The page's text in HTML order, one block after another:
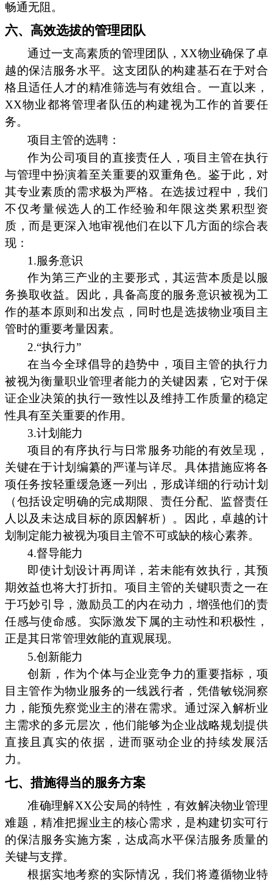
畅通无阻。
六、高效选拔的管理团队
通过一支高素质的管理团队，XX物业确保了卓
越的保洁服务水平。这支团队的构建基石在于对合
格且适任人才的精准筛选与有效组合。一直以来，
XX物业都将管理者队伍的构建视为工作的首要任
务。
项目主管的选聘：
作为公司项目的直接责任人，项目主管在执行
与管理中扮演着至关重要的双重角色。鉴于此，对
其专业素质的需求极为严格。在选拔过程中，我们
不仅考量候选人的工作经验和年限这类累积型资
质，而是更深入地审视他们在以下几方面的综合表
现：
1.服务意识
作为第三产业的主要形式，其运营本质是以服
务换取收益。因此，具备高度的服务意识被视为工
作的基本原则和出发点，同时也是选拔物业项目主
管时的重要考量因素。
2.“执行力”
在当今全球倡导的趋势中，项目主管的执行力
被视为衡量职业管理者能力的关键因素，它对于保
证企业决策的执行一致性以及维持工作质量的稳定
性具有至关重要的作用。
3.计划能力
项目的有序执行与日常服务功能的有效呈现，
关键在于计划编纂的严谨与详尽。具体措施应将各
项任务按轻重缓急逐一列出，形成详细的行动计划
（包括设定明确的完成期限、责任分配、监督责任
人以及未达成目标的原因解析）。因此，卓越的计
划制定能力被视为项目主管不可或缺的核心素养。
4.督导能力
即使计划设计再周详，若未能有效执行，其预
期效益也将大打折扣。项目主管的关键职责之一在
于巧妙引导，激励员工的内在动力，增强他们的责
任感与使命感。实际激发下属的主动性和积极性，
正是其日常管理效能的直观展现。
5.创新能力
创新，作为个体与企业竞争力的重要指标，项
目主管作为物业服务的一线践行者，凭借敏锐洞察
力，能预先察觉业主的潜在需求。通过深入解析业
主需求的多元层次，他们能够为企业战略规划提供
直接且真实的依据，进而驱动企业的持续发展活
力。
七、措施得当的服务方案
准确理解XX公安局的特性，有效解决物业管理
难题，精准把握业主的核心需求，是构建切实可行
的保洁服务实施方案，达成高水平保洁服务质量的
关键与支撑。
根据实地考察的实际情况，我们将遵循物业特